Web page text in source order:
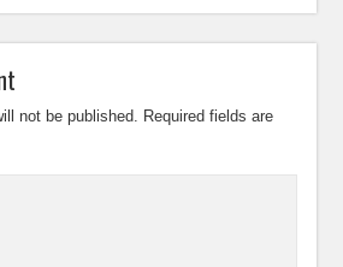
not be published. Required fields are